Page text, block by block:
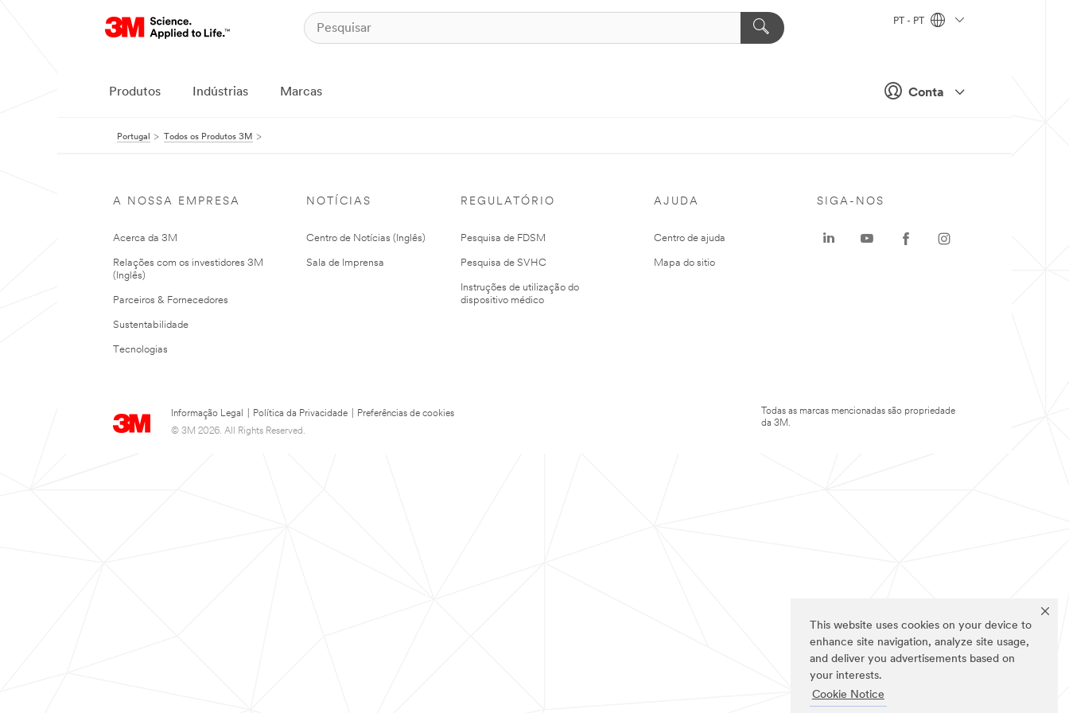
This website uses cookies on your device to
enhance site navigation, analyze site usage,
and deliver you advertisements based on
your interests.
Cookie Notice
Conta
PT - PT
Produtos Indústrias Marcas
Portugal Todos os Produtos 3M
A NOSSA EMPRESA
Acerca da 3M
Relações com os investidores 3M
(Inglês)
Parceiros & Fornecedores
Sustentabilidade
Tecnologias
NOTÍCIAS
Centro de Notícias (Inglês)
Sala de Imprensa
REGULATÓRIO
Pesquisa de FDSM
Pesquisa de SVHC
Instruções de utilização do
dispositivo médico
AJUDA
Centro de ajuda
Mapa do sitio
Informação Legal Política da Privacidade
Preferências de cookies
© 3M 2026. All Rights Reserved.
SIGA-NOS
Todas as marcas mencionadas são propriedade
da 3M.